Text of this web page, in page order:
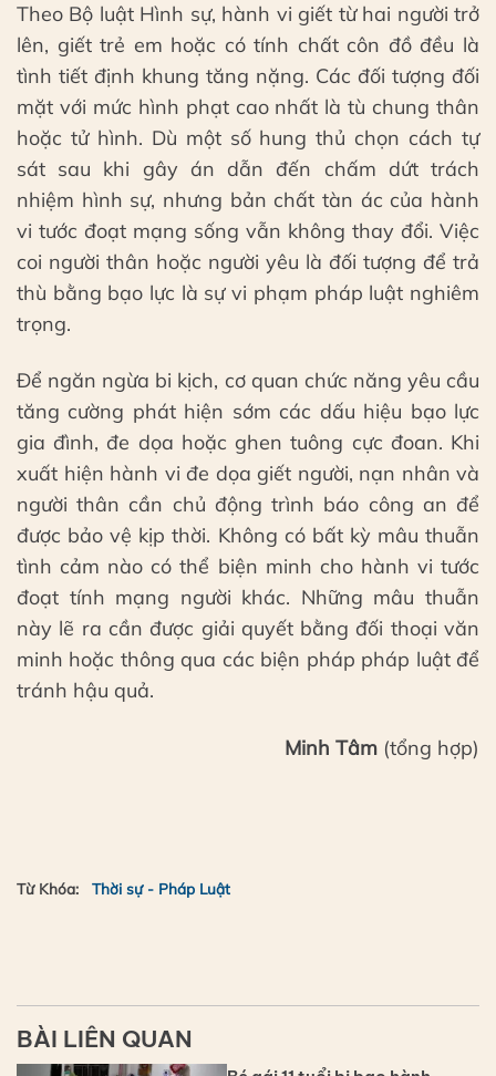
Theo Bộ luật Hình sự, hành vi giết từ hai người trở
lên, giết trẻ em hoặc có tính chất côn đồ đều là
tình tiết định khung tăng nặng. Các đối tượng đối
mặt với mức hình phạt cao nhất là tù chung thân
hoặc tử hình. Dù một số hung thủ chọn cách tự
sát sau khi gây án dẫn đến chấm dứt trách
nhiệm hình sự, nhưng bản chất tàn ác của hành
vi tước đoạt mạng sống vẫn không thay đổi. Việc
coi người thân hoặc người yêu là đối tượng để trả
thù bằng bạo lực là sự vi phạm pháp luật nghiêm
trọng.
Để ngăn ngừa bi kịch, cơ quan chức năng yêu cầu
tăng cường phát hiện sớm các dấu hiệu bạo lực
gia đình, đe dọa hoặc ghen tuông cực đoan. Khi
xuất hiện hành vi đe dọa giết người, nạn nhân và
người thân cần chủ động trình báo công an để
được bảo vệ kịp thời. Không có bất kỳ mâu thuẫn
tình cảm nào có thể biện minh cho hành vi tước
đoạt tính mạng người khác. Những mâu thuẫn
này lẽ ra cần được giải quyết bằng đối thoại văn
minh hoặc thông qua các biện pháp pháp luật để
tránh hậu quả.
Minh Tâm (tổng hợp)
Từ Khóa: Thời sự - Pháp Luật
BÀI LIÊN QUAN